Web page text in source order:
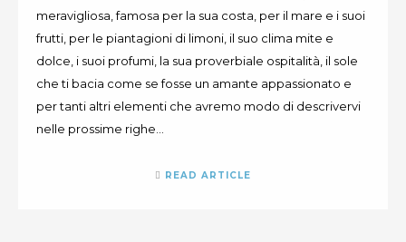
meravigliosa, famosa per la sua costa, per il mare e i suoi
frutti, per le piantagioni di limoni, il suo clima mite e
dolce, i suoi profumi, la sua proverbiale ospitalità, il sole
che ti bacia come se fosse un amante appassionato e
per tanti altri elementi che avremo modo di descrivervi
nelle prossime righe...
READ ARTICLE